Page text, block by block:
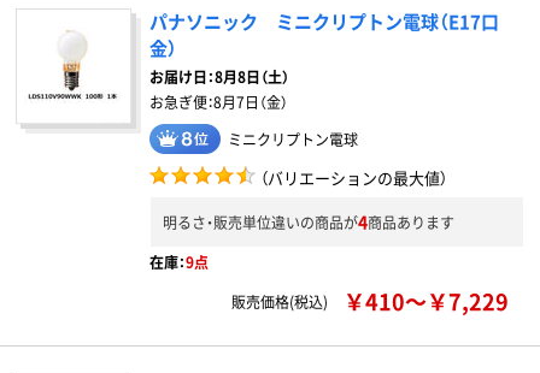
パナソニック ミニクリプトン電球（E17口
金）
お届け日：8月8日（土）
お急ぎ便：8月7日（金）
ミニクリプトン電球
（バリエーションの最大値）
明るさ・販売単位違いの商品が4商品あります
在庫：9点
販売価格(税込)
￥410～￥7,229